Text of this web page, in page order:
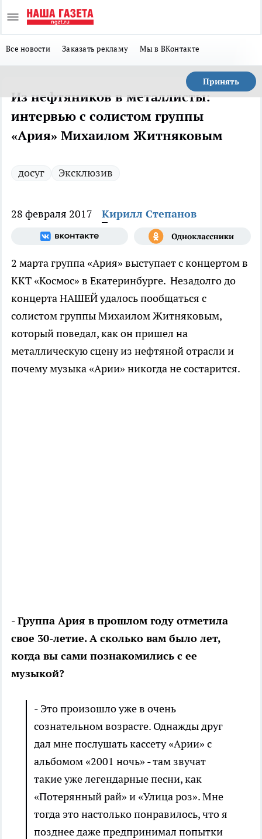
Все новости Заказать рекламу Мы в ВКонтакте
Принять
Из нефтяников в металлисты:
интервью с солистом группы
«Ария» Михаилом Житняковым
досуг Эксклюзив
28 февраля 2017 Кирилл Степанов
2 марта группа «Ария» выступает с концертом в
ККТ «Космос» в Екатеринбурге. Незадолго до
концерта НАШЕЙ удалось пообщаться с
солистом группы Михаилом Житняковым,
который поведал, как он пришел на
металлическую сцену из нефтяной отрасли и
почему музыка «Арии» никогда не состарится.
- Группа Ария в прошлом году отметила
свое 30-летие. А сколько вам было лет,
когда вы сами познакомились с ее
музыкой?
- Это произошло уже в очень
сознательном возрасте. Однажды друг
дал мне послушать кассету «Арии» с
альбомом «2001 ночь» - там звучат
такие уже легендарные песни, как
«Потерянный рай» и «Улица роз». Мне
тогда это настолько понравилось, что я
позднее даже предпринимал попытки